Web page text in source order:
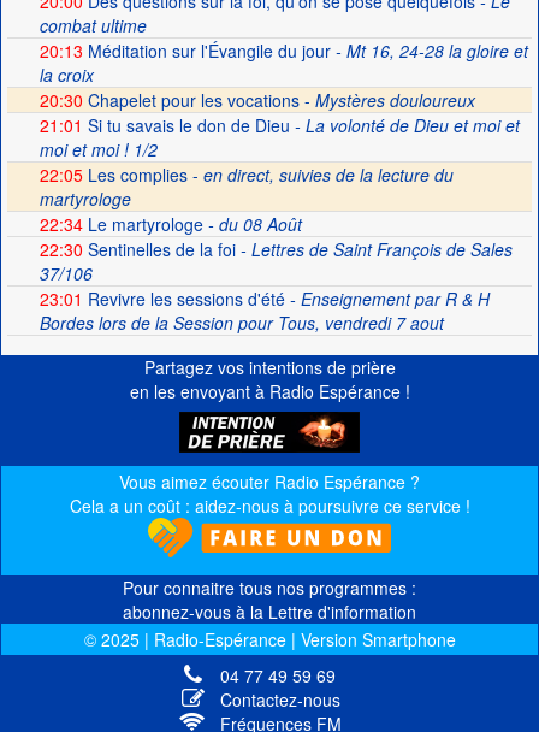
combat ultime
20:13 Méditation sur l'Évangile du jour- Mt 16, 24-28 la gloire et
la croix
20:30 Chapelet pour les vocations - Mystères douloureux
21:01 Si tu savais le don de Dieu - La volonté de Dieu et moi et
moi et moi ! 1/2
22:05Les complies - en direct, suivies de la lecture du
martyrologe
22:34Le martyrologe- du 08 Août
22:30 Sentinelles de la foi- Lettres de Saint François de Sales
37/106
23:01 Revivre les sessions d'été- Enseignement par R & H
Bordes lors de la Session pour Tous, vendredi 7 aout
Partagez vos intentions de prière
en les envoyant à Radio Espérance !
Vous aimez écouter Radio Espérance ?
Cela a un coût : aidez-nous à poursuivre ce service !
Pour connaitre tous nos programmes :
abonnez-vous à la Lettre d'information
© 2025 | Radio-Espérance | Version Smartphone
04 77 49 59 69
Contactez-nous
Fréquences FM